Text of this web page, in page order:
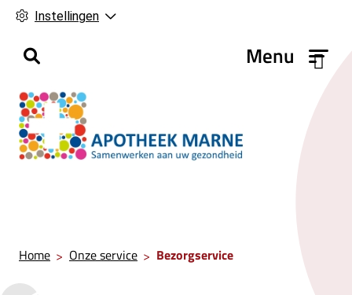
Instellingen
d
m
Menu
Home Onze service Bezorgservice